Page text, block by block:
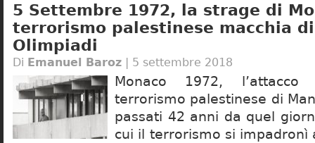
5 Settembre 1972, la strage di
terrorismo palestinese macchia
Olimpiadi
Di Emanuel Baroz | 5 settembre 2018
Monaco 1972,
terrorismo palestinese di
passati 42 anni da quel
cui il terrorismo si impadronì